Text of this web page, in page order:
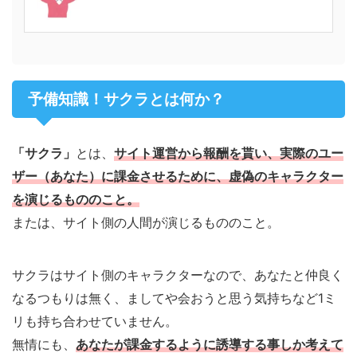
予備知識！サクラとは何か？
「サクラ」 とは、 サイト運営から報酬を貰い、実際のユー
ザー（あなた）に課金させるために、虚偽のキャラクター
を演じるもののこと。
または、サイト側の人間が演じるもののこと。
サクラはサイト側のキャラクターなので、あなたと仲良く
なるつもりは無く、ましてや会おうと思う気持ちなど1ミ
リも持ち合わせていません。
無情にも、 あなたが課金するように誘導する事しか考えて